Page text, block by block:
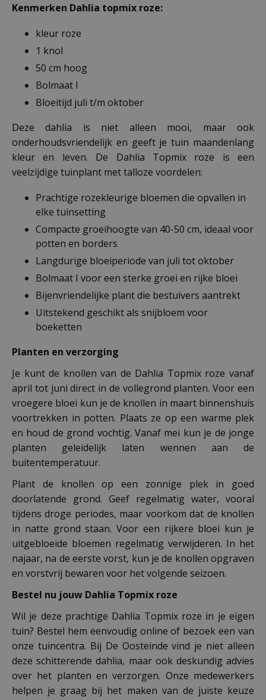
Kenmerken Dahlia topmix roze:
kleur roze
1 knol
50 cm hoog
Bolmaat I
Bloeitijd juli t/m oktober
Deze dahlia is niet alleen mooi, maar ook
onderhoudsvriendelijk en geeft je tuin maandenlang
kleur en leven. De Dahlia Topmix roze is een
veelzijdige tuinplant met talloze voordelen:
Prachtige rozekleurige bloemen die opvallen in
elke tuinsetting
Compacte groeihoogte van 40-50 cm, ideaal voor
potten en borders
Langdurige bloeiperiode van juli tot oktober
Bolmaat I voor een sterke groei en rijke bloei
Bijenvriendelijke plant die bestuivers aantrekt
Uitstekend geschikt als snijbloem voor
boeketten
Planten en verzorging
Je kunt de knollen van de Dahlia Topmix roze vanaf
april tot juni direct in de vollegrond planten. Voor een
vroegere bloei kun je de knollen in maart binnenshuis
voortrekken in potten. Plaats ze op een warme plek
en houd de grond vochtig. Vanaf mei kun je de jonge
planten geleidelijk laten wennen aan de
buitentemperatuur.
Plant de knollen op een zonnige plek in goed
doorlatende grond. Geef regelmatig water, vooral
tijdens droge periodes, maar voorkom dat de knollen
in natte grond staan. Voor een rijkere bloei kun je
uitgebloeide bloemen regelmatig verwijderen. In het
najaar, na de eerste vorst, kun je de knollen opgraven
en vorstvrij bewaren voor het volgende seizoen.
Bestel nu jouw Dahlia Topmix roze
Wil je deze prachtige Dahlia Topmix roze in je eigen
tuin? Bestel hem eenvoudig online of bezoek een van
onze tuincentra. Bij De Oosteinde vind je niet alleen
deze schitterende dahlia, maar ook deskundig advies
over het planten en verzorgen. Onze medewerkers
helpen je graag bij het maken van de juiste keuze